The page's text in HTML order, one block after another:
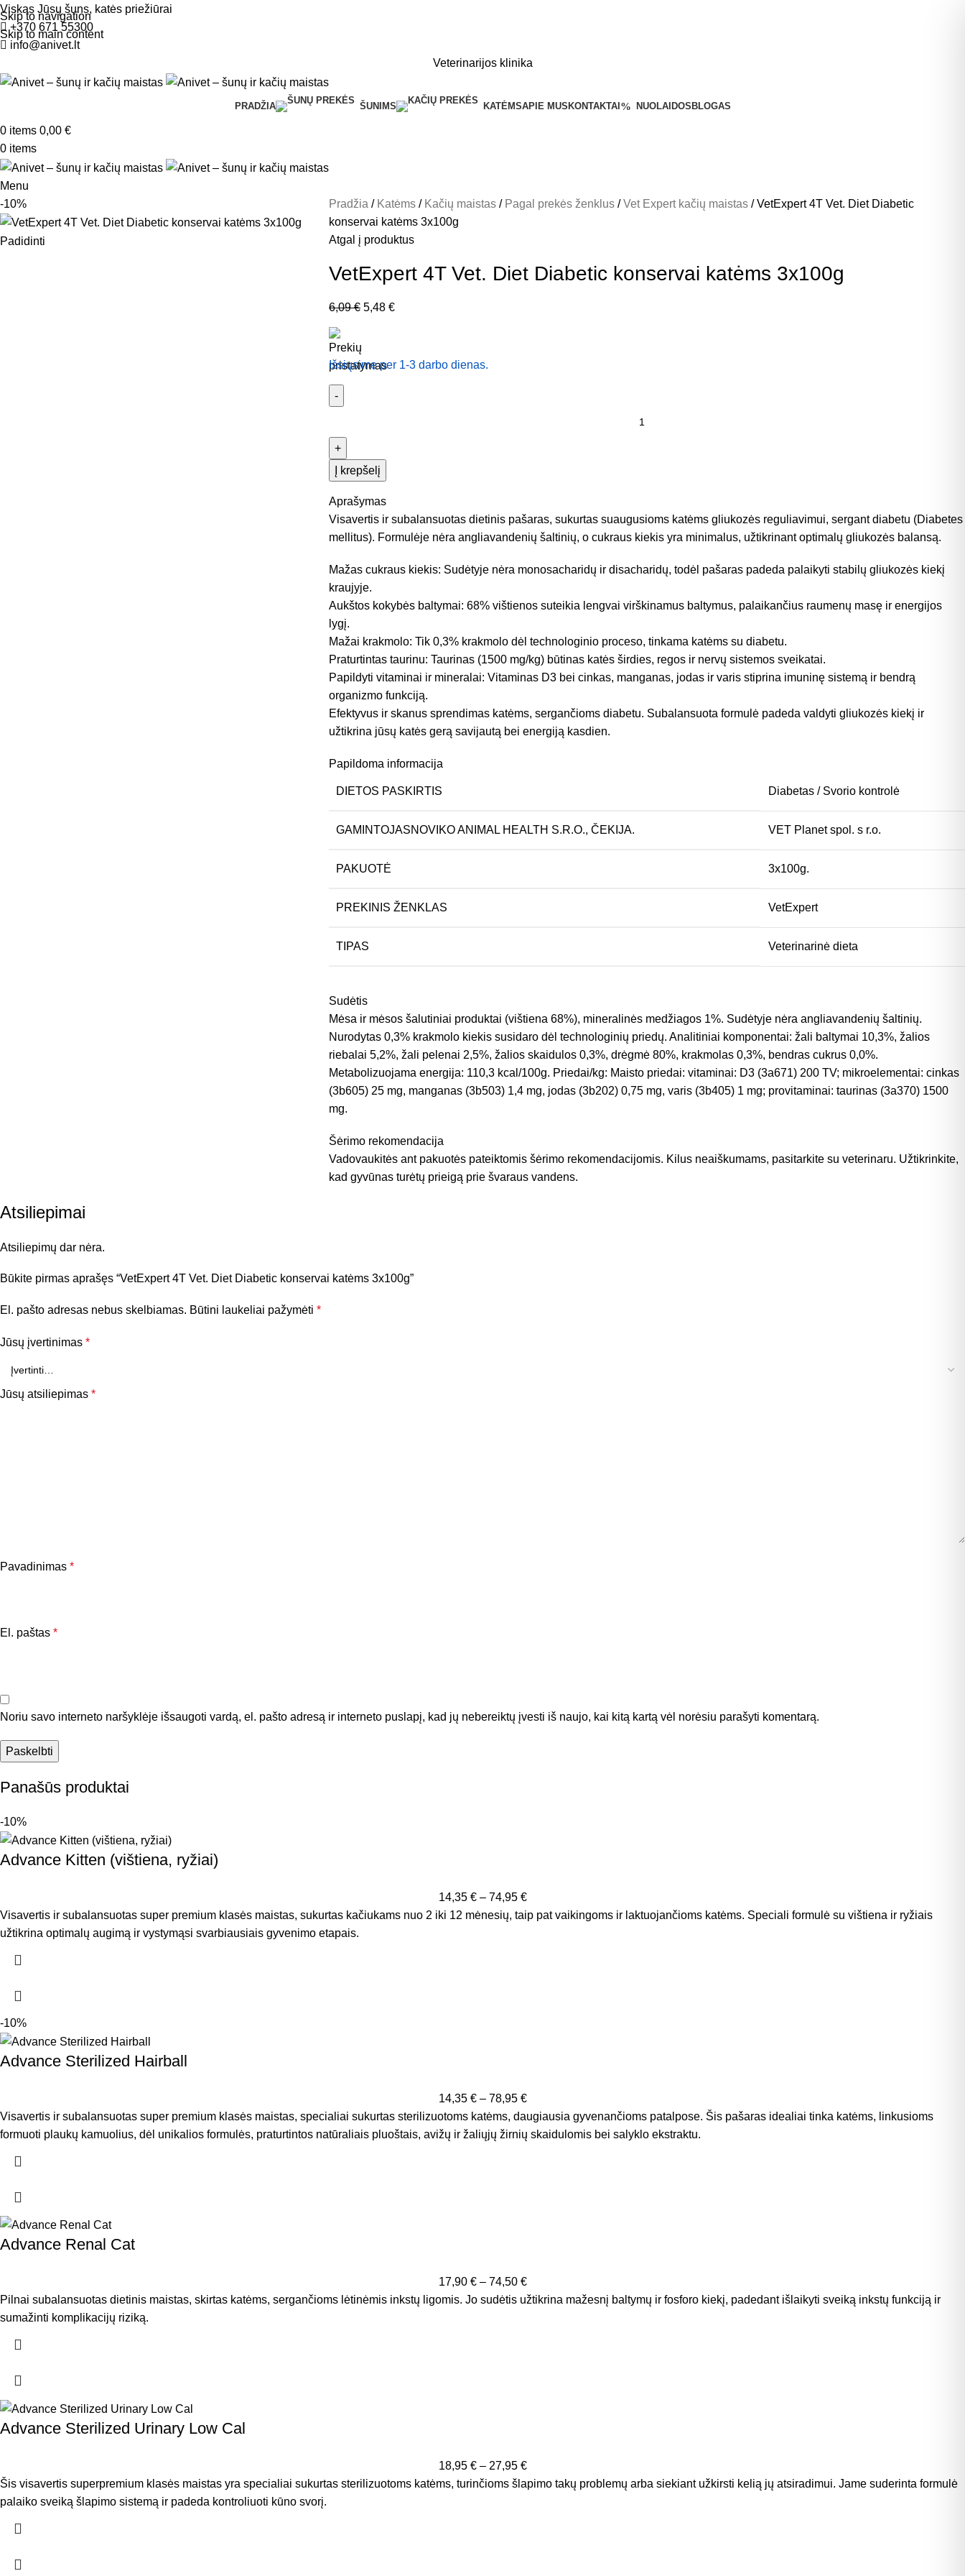
Skip to navigation
Skip to main content
Viskas Jūsų šuns, katės priežiūrai
+370 671 55300
info@anivet.lt
Veterinarijos klinika
PRADŽIA ŠUNIMS KATĖMSAPIE MUS KONTAKTAI NUOLAIDOS BLOGAS
0 items 0,00 €
0 items
Menu
-10%
Padidinti
Pradžia Katėms Kačių maistas Pagal prekės ženklus Vet Expert kačių maistas
VetExpert 4T Vet. Diet Diabetic
konservai katėms 3x100g
Atgal į produktus
VetExpert 4T Vet. Diet Diabetic konservai katėms 3x100g
6,09€ 5,48 €
Išsiųsime per 1-3 darbo dienas.
Į krepšelį
Aprašymas
Visavertis ir subalansuotas dietinis pašaras, sukurtas suaugusioms katėms gliukozės reguliavimui, sergant diabetu (Diabetes
mellitus). Formulėje nėra angliavandenių šaltinių, o cukraus kiekis yra minimalus, užtikrinant optimalų gliukozės balansą.
Mažas cukraus kiekis: Sudėtyje nėra monosacharidų ir disacharidų, todėl pašaras padeda palaikyti stabilų gliukozės kiekį
kraujyje.
Aukštos kokybės baltymai: 68% vištienos suteikia lengvai virškinamus baltymus, palaikančius raumenų masę ir energijos
lygį.
Mažai krakmolo: Tik 0,3% krakmolo dėl technologinio proceso, tinkama katėms su diabetu.
Praturtintas taurinu: Taurinas (1500 mg/kg) būtinas katės širdies, regos ir nervų sistemos sveikatai.
Papildyti vitaminai ir mineralai: Vitaminas D3 bei cinkas, manganas, jodas ir varis stiprina imuninę sistemą ir bendrą
organizmo funkciją.
Efektyvus ir skanus sprendimas katėms, sergančioms diabetu. Subalansuota formulė padeda valdyti gliukozės kiekį ir
užtikrina jūsų katės gerą savijautą bei energiją kasdien.
Papildoma informacija
DIETOS PASKIRTIS Diabetas / Svorio kontrolė
GAMINTOJASNOVIKO ANIMAL HEALTH S.R.O., ČEKIJA. VET Planet spol. s r.o.
PAKUOTĖ 3x100g.
PREKINIS ŽENKLAS VetExpert
TIPAS Veterinarinė dieta
Sudėtis
Mėsa ir mėsos šalutiniai produktai (vištiena 68%), mineralinės medžiagos 1%. Sudėtyje nėra angliavandenių šaltinių.
Nurodytas 0,3% krakmolo kiekis susidaro dėl technologinių priedų. Analitiniai komponentai: žali baltymai 10,3%, žalios
riebalai 5,2%, žali pelenai 2,5%, žalios skaidulos 0,3%, drėgmė 80%, krakmolas 0,3%, bendras cukrus 0,0%.
Metabolizuojama energija: 110,3 kcal/100g. Priedai/kg: Maisto priedai: vitaminai: D3 (3a671) 200 TV; mikroelementai: cinkas
(3b605) 25 mg, manganas (3b503) 1,4 mg, jodas (3b202) 0,75 mg, varis (3b405) 1 mg; provitaminai: taurinas (3a370) 1500
mg.
Šėrimo rekomendacija
Vadovaukitės ant pakuotės pateiktomis šėrimo rekomendacijomis. Kilus neaiškumams, pasitarkite su veterinaru. Užtikrinkite,
kad gyvūnas turėtų prieigą prie švaraus vandens.
Atsiliepimai
Atsiliepimų dar nėra.
Būkite pirmas aprašęs “VetExpert 4T Vet. Diet Diabetic konservai katėms 3x100g”
El. pašto adresas nebus skelbiamas. Būtini laukeliai pažymėti *
Jūsų įvertinimas *
Jūsų atsiliepimas *
Pavadinimas *
El. paštas *
Noriu savo interneto naršyklėje išsaugoti vardą, el. pašto adresą ir interneto puslapį, kad jų nebereiktų įvesti iš naujo, kai kitą kartą vėl norėsiu parašyti komentarą.
Panašūs produktai
-10%
Advance Kitten (vištiena, ryžiai)
14,35 € – 74,95 €
Visavertis ir subalansuotas super premium klasės maistas, sukurtas kačiukams nuo 2 iki 12 mėnesių, taip pat vaikingoms ir laktuojančioms katėms. Speciali formulė su vištiena ir ryžiais
užtikrina optimalų augimą ir vystymąsi svarbiausiais gyvenimo etapais.
-10%
Advance Sterilized Hairball
14,35 € – 78,95 €
Visavertis ir subalansuotas super premium klasės maistas, specialiai sukurtas sterilizuotoms katėms, daugiausia gyvenančioms patalpose. Šis pašaras idealiai tinka katėms, linkusioms
formuoti plaukų kamuolius, dėl unikalios formulės, praturtintos natūraliais pluoštais, avižų ir žaliųjų žirnių skaidulomis bei salyklo ekstraktu.
Advance Renal Cat
17,90 € – 74,50 €
Pilnai subalansuotas dietinis maistas, skirtas katėms, sergančioms lėtinėmis inkstų ligomis. Jo sudėtis užtikrina mažesnį baltymų ir fosforo kiekį, padedant išlaikyti sveiką inkstų funkciją ir
sumažinti komplikacijų riziką.
Advance Sterilized Urinary Low Cal
18,95 € – 27,95 €
Šis visavertis superpremium klasės maistas yra specialiai sukurtas sterilizuotoms katėms, turinčioms šlapimo takų problemų arba siekiant užkirsti kelią jų atsiradimui. Jame suderinta formulė
palaiko sveiką šlapimo sistemą ir padeda kontroliuoti kūno svorį.